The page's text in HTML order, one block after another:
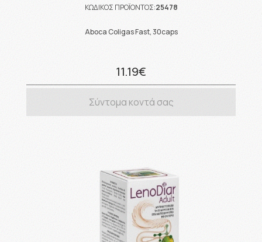
ΚΩΔΙΚΟΣ ΠΡΟΪΟΝΤΟΣ:25478
Aboca Coligas Fast, 30caps
11.19€
Σύντομα κοντά σας